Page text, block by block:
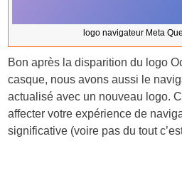
logo navigateur Meta
Bon après la disparition du logo
casque, nous avons aussi le
actualisé avec un nouveau logo.
affecter votre expérience de
significative (voire pas du tout